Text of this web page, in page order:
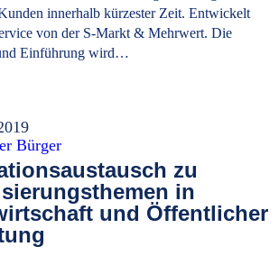
innerhalb kürzester Zeit. Entwickelt
von der S-Markt & Mehrwert. Die
Einführung wird…
Bürger
zu
in
und Öffentlicher